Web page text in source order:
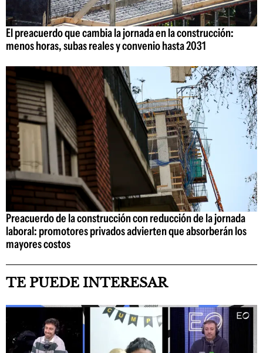
El preacuerdo que cambia la jornada en la construcción:
menos horas, subas reales y convenio hasta 2031
Preacuerdo de la construcción con reducción de la jornada
laboral: promotores privados advierten que absorberán los
mayores costos
TE PUEDE INTERESAR